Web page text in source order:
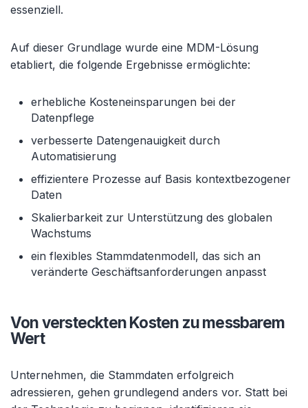
essenziell.
Auf dieser Grundlage wurde eine MDM-Lösung
etabliert, die folgende Ergebnisse ermöglichte:
erhebliche Kosteneinsparungen bei der
Datenpflege
verbesserte Datengenauigkeit durch
Automatisierung
effizientere Prozesse auf Basis kontextbezogener
Daten
Skalierbarkeit zur Unterstützung des globalen
Wachstums
ein flexibles Stammdatenmodell, das sich an
veränderte Geschäftsanforderungen anpasst
Von versteckten Kosten zu messbarem
Wert
Unternehmen, die Stammdaten erfolgreich
adressieren, gehen grundlegend anders vor. Statt bei